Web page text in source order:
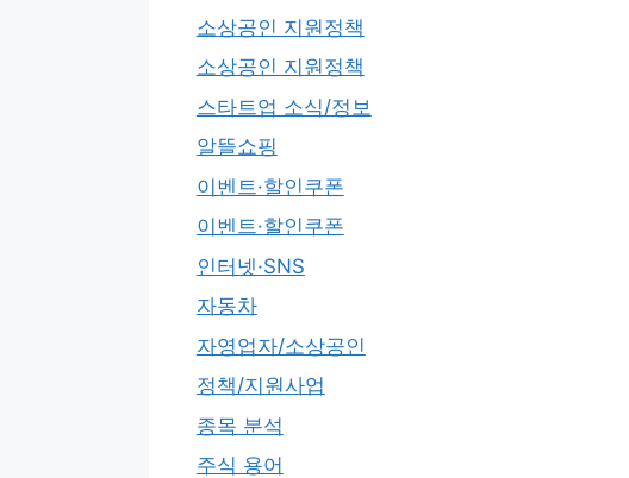
소상공인 지원정책
소상공인 지원정책
스타트업 소식/정보
알뜰쇼핑
이벤트·할인쿠폰
이벤트·할인쿠폰
인터넷·SNS
자동차
자영업자/소상공인
정책/지원사업
종목 분석
주식 용어